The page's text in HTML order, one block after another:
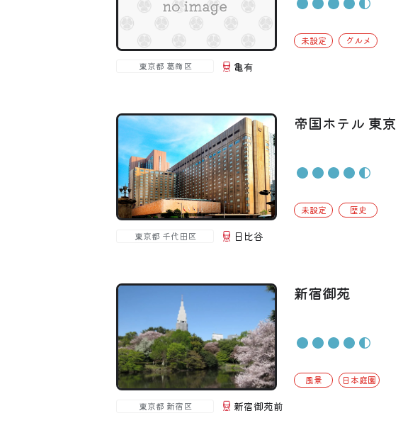
未設定 グルメ
東京都 葛飾区 亀有
帝国ホテル 東京
未設定 歴史
東京都 千代田区 日比谷
新宿御苑
風景 日本庭園
東京都 新宿区 新宿御苑前